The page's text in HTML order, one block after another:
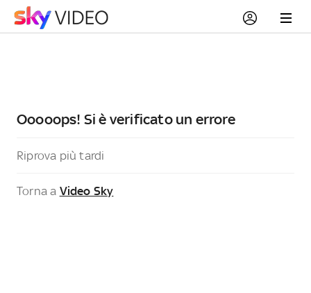
Ooooops! Si è verificato un errore
Riprova più tardi
Torna a Video Sky